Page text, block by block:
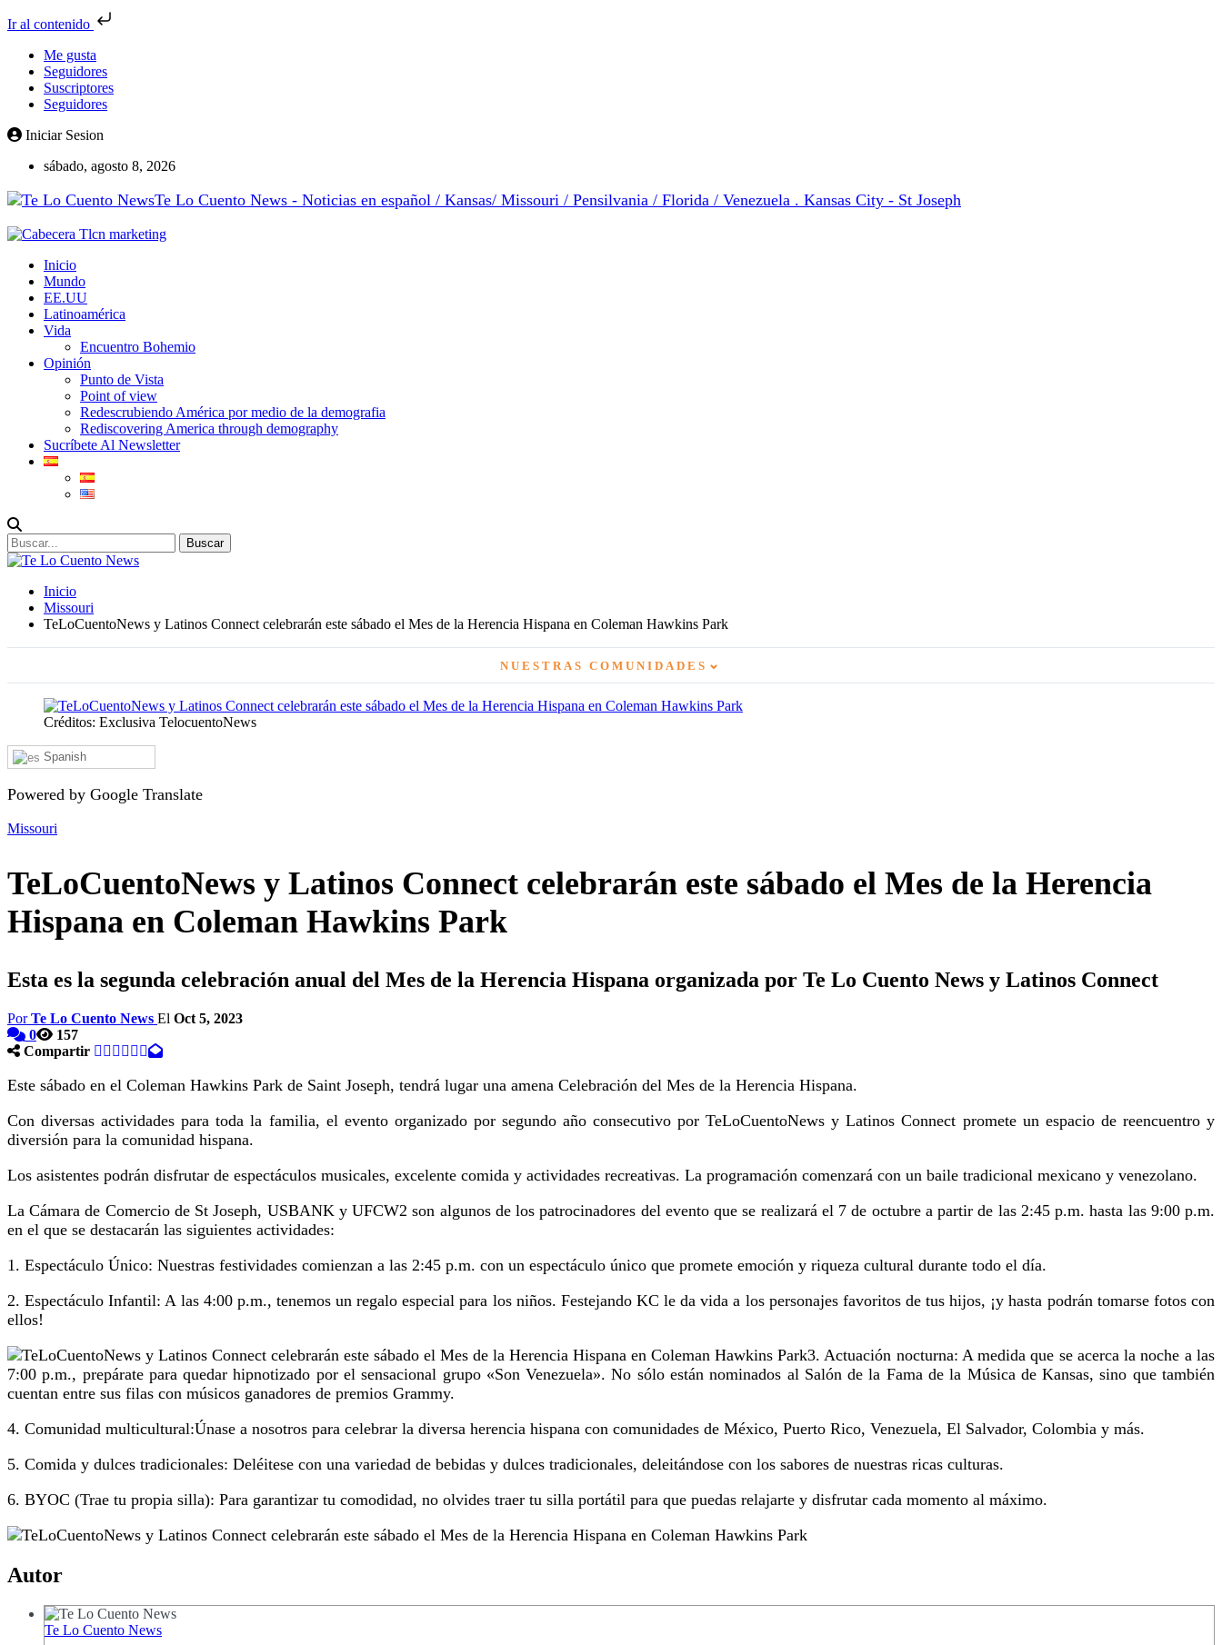
Ir al contenido
Me gusta
Seguidores
Suscriptores
Seguidores
Iniciar Sesion
sábado, agosto 8, 2026
Te Lo Cuento News - Noticias en español / Kansas/ Missouri / Pensilvania / Florida / Venezuela . Kansas City - St Joseph
Inicio
Mundo
EE.UU
Latinoamérica
Vida
Encuentro Bohemio
Opinión
Punto de Vista
Point of view
Redescrubiendo América por medio de la demografia
Rediscovering America through demography
Sucríbete Al Newsletter
Inicio
Missouri
TeLoCuentoNews y Latinos Connect celebrarán este sábado el Mes de la Herencia Hispana en Coleman Hawkins Park
NUESTRAS COMUNIDADES ⌄
Créditos: Exclusiva TelocuentoNews
Spanish
Powered by Google Translate
Missouri
TeLoCuentoNews y Latinos Connect celebrarán este sábado el Mes de la Herencia
Hispana en Coleman Hawkins Park
Esta es la segunda celebración anual del Mes de la Herencia Hispana organizada por Te Lo Cuento News y Latinos Connect
PorTe Lo Cuento News El Oct 5, 2023
0
157
Compartir
Este sábado en el Coleman Hawkins Park de Saint Joseph, tendrá lugar una amena Celebración del Mes de la Herencia Hispana.
Con diversas actividades para toda la familia, el evento organizado por segundo año consecutivo por TeLoCuentoNews y Latinos Connect promete un espacio de reencuentro y
diversión para la comunidad hispana.
Los asistentes podrán disfrutar de espectáculos musicales, excelente comida y actividades recreativas. La programación comenzará con un baile tradicional mexicano y venezolano.
La Cámara de Comercio de St Joseph, USBANK y UFCW2 son algunos de los patrocinadores del evento que se realizará el 7 de octubre a partir de las 2:45 p.m. hasta las 9:00 p.m.
en el que se destacarán las siguientes actividades:
1. Espectáculo Único: Nuestras festividades comienzan a las 2:45 p.m. con un espectáculo único que promete emoción y riqueza cultural durante todo el día.
2. Espectáculo Infantil: A las 4:00 p.m., tenemos un regalo especial para los niños. Festejando KC le da vida a los personajes favoritos de tus hijos, ¡y hasta podrán tomarse fotos con
ellos!
3. Actuación nocturna: A medida que se acerca la noche a las
7:00 p.m., prepárate para quedar hipnotizado por el sensacional grupo «Son Venezuela». No sólo están nominados al Salón de la Fama de la Música de Kansas, sino que también
cuentan entre sus filas con músicos ganadores de premios Grammy.
4. Comunidad multicultural:Únase a nosotros para celebrar la diversa herencia hispana con comunidades de México, Puerto Rico, Venezuela, El Salvador, Colombia y más.
5. Comida y dulces tradicionales: Deléitese con una variedad de bebidas y dulces tradicionales, deleitándose con los sabores de nuestras ricas culturas.
6. BYOC (Trae tu propia silla): Para garantizar tu comodidad, no olvides traer tu silla portátil para que puedas relajarte y disfrutar cada momento al máximo.
Autor
Te Lo Cuento News